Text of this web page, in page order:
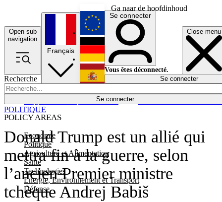
Ga naar de hoofdinhoud
Open sub
navigation
Close menu
Recherche
Se connecter
POLICY AREAS
Economie
Politique
Agriculture et Alimentation
Santé
Technologies
Energie, Environnement et Transport
Défense
Économie
Français
English
Deutsch
Español
Se connecter
Vous êtes déconnecté.
Se connecter
Donald Trump est un allié qui
mettra fin à la guerre, selon
l’ancien Premier ministre
tchèque Andrej Babiš
POLITIQUE